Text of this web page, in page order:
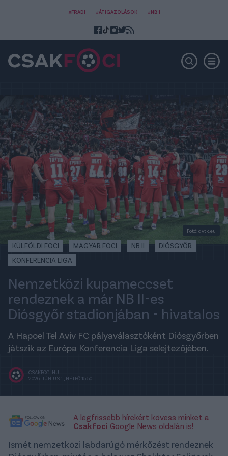
#FRADI #ÁTIGAZOLÁSOK #NB I
Fotó: dvtk.eu
KÜLFÖLDI FOCI MAGYAR FOCI NB II
DIÓSGYŐR
KONFERENCIA LIGA
Nemzetközi kupameccset
rendeznek a már NB II-es
Diósgyőr stadionjában - hivatalos
A Hapoel Tel Aviv FC pályaválasztóként Diósgyőrben
játszik az Európa Konferencia Liga selejtezőjében.
CSAKFOCI.HU
2026. JÚNIUS 1., HÉTFŐ 15:50
A legfrissebb hírekért kövess minket a
Csakfoci Google News oldalán is!
Ismét nemzetközi labdarúgó mérkőzést rendeznek